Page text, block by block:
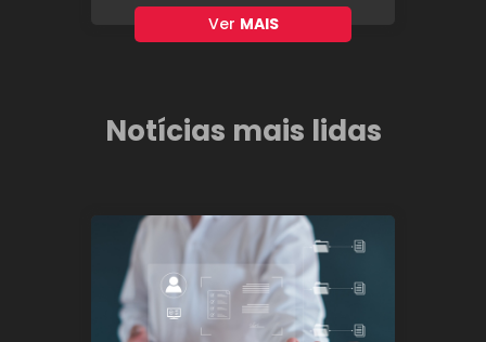
Ver MAIS
Notícias mais lidas